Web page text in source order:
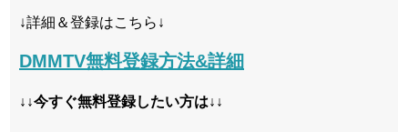
↓詳細＆登録はこちら↓
DMMTV無料登録方法&詳細
↓↓今すぐ無料登録したい方は↓↓